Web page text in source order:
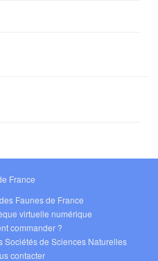
France
Faunes de France
virtuelle numérique
commander ?
Sociétés de Sciences Naturelles
contacter